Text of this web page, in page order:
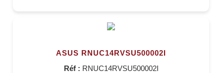
ASUS RNUC14RVSU500002I
Réf : RNUC14RVSU500002I